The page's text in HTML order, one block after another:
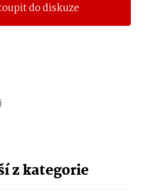
do diskuze
z kategorie